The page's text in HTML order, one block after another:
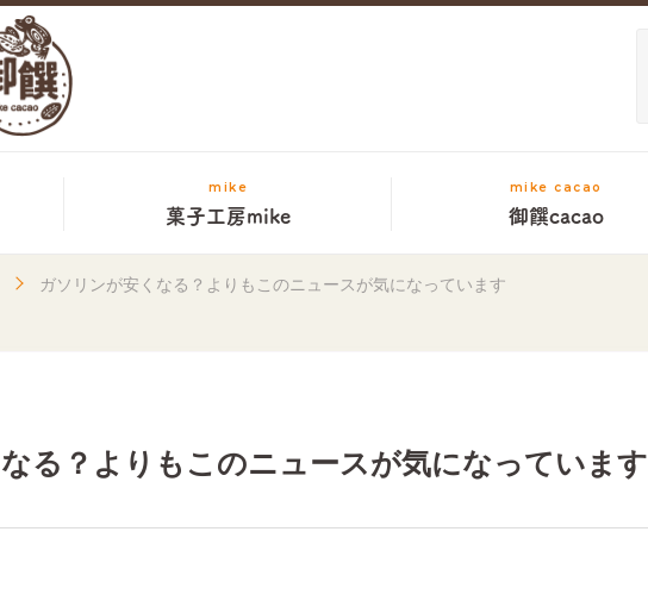
mike
菓子工房mike
mike cacao
御饌cacao
ガソリンが安くなる？よりもこのニュースが気になっています
る？よりもこのニュースが気になっています